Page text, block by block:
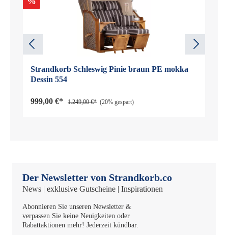
Strandkorb Schleswig Pinie braun PE mokka
Dessin 554
999,00 €* 1.249,00 €* (20% gespart)
Der Newsletter von Strandkorb.co
News | exklusive Gutscheine | Inspirationen
Abonnieren Sie unseren Newsletter &
verpassen Sie keine Neuigkeiten oder
Rabattaktionen mehr! Jederzeit kündbar.